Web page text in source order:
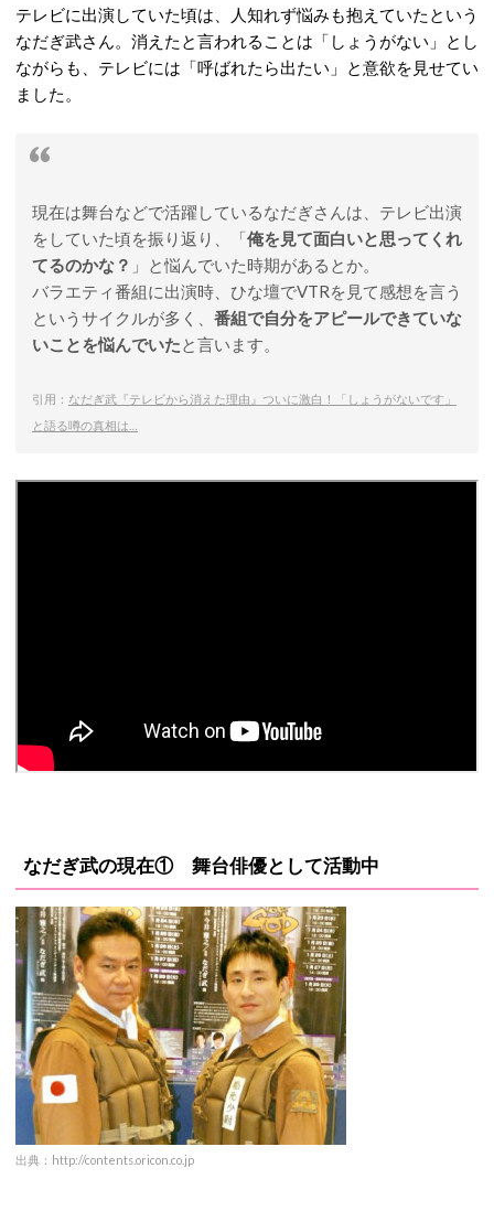
テレビに出演していた頃は、人知れず悩みも抱えていたという
なだぎ武さん。消えたと言われることは「しょうがない」とし
ながらも、テレビには「呼ばれたら出たい」と意欲を見せてい
ました。
現在は舞台などで活躍しているなだぎさんは、テレビ出演
をしていた頃を振り返り、「俺を見て面白いと思ってくれ
てるのかな？ 」と悩んでいた時期があるとか。
バラエティ番組に出演時、ひな壇でVTRを見て感想を言う
というサイクルが多く、 番組で自分をアピールできていな
いことを悩んでいたと言います。
引用： なだぎ武『テレビから消えた理由』ついに激白！「しょうがないです」
と語る噂の真相は…
なだぎ武の現在① 舞台俳優として活動中
出典：http://contents.oricon.co.jp